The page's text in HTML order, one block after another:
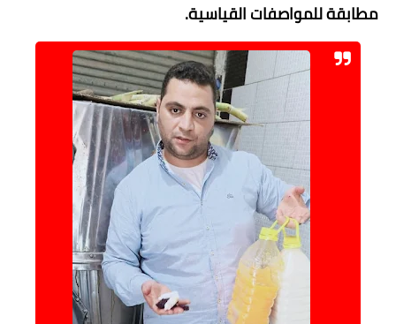
صحة المواطنين، مؤكداً استمرار الضربات الاستباقية
لإحكام الرقابة على الأسواق ومنع تداول أي منتجات غير
مطابقة للمواصفات القياسية.